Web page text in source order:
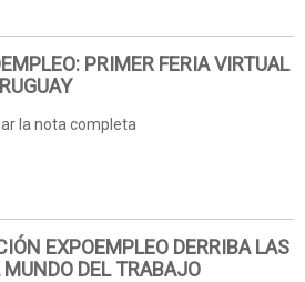
PRIMER FERIA VIRTUAL
la nota completa
EXPOEMPLEO DERRIBA LAS
MUNDO DEL TRABAJO